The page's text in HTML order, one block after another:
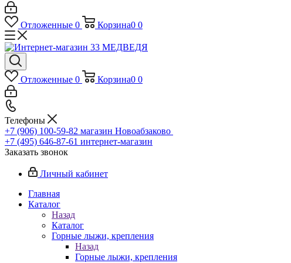
Отложенные 0 Корзина0 0
Отложенные 0 Корзина0 0
Телефоны
+7 (906) 100-59-82 магазин Новоабзаково
+7 (495) 646-87-61 интернет-магазин
Заказать звонок
Личный кабинет
Главная
Каталог
Назад
Каталог
Горные лыжи, крепления
Назад
Горные лыжи, крепления